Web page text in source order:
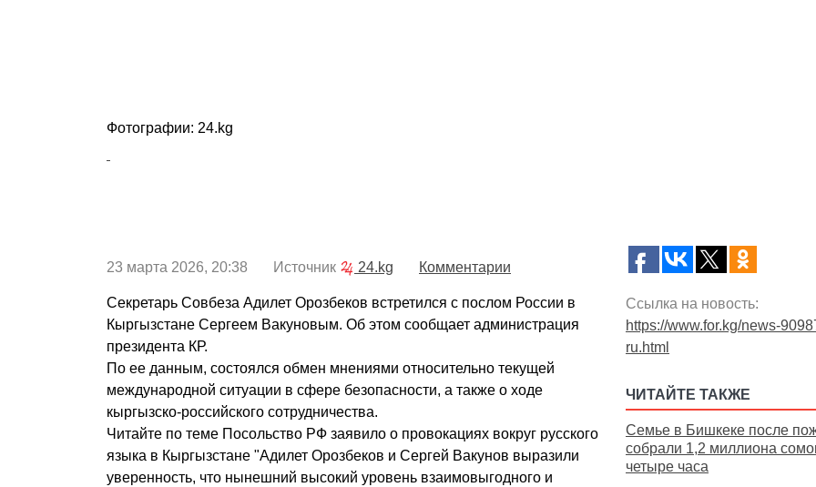
Фотографии: 24.kg
23 марта 2026, 20:38 Источник 24.kg Комментарии
Секретарь Совбеза Адилет Орозбеков встретился с послом России в
Кыргызстане Сергеем Вакуновым. Об этом сообщает администрация
президента КР.
По ее данным, состоялся обмен мнениями относительно текущей
международной ситуации в сфере безопасности, а также о ходе
кыргызско-российского сотрудничества.
Читайте по теме Посольство РФ заявило о провокациях вокруг русского
языка в Кыргызстане "Адилет Орозбеков и Сергей Вакунов выразили
уверенность, что нынешний высокий уровень взаимовыгодного и
Ссылка на новость:
https://www.for.kg/news-
ru.html
ЧИТАЙТЕ ТАКЖЕ
Семье в Бишкеке после
собрали 1,2 миллиона
четыре часа